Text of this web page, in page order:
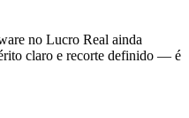
no Lucro Real ainda
claro e recorte definido — é